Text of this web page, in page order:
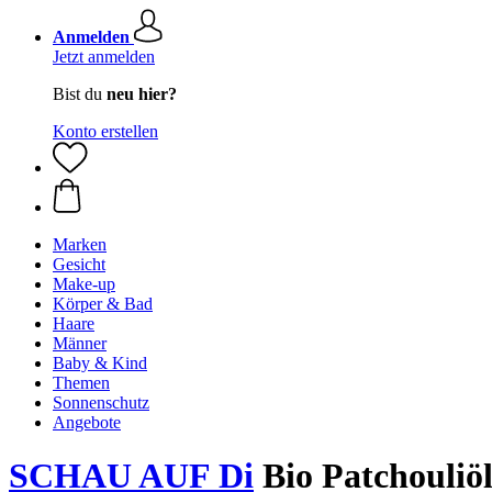
Anmelden
Jetzt anmelden
Bist du neu hier?
Konto erstellen
Marken
Gesicht
Make-up
Körper & Bad
Haare
Männer
Baby & Kind
Themen
Sonnenschutz
Angebote
SCHAU AUF Di Bio